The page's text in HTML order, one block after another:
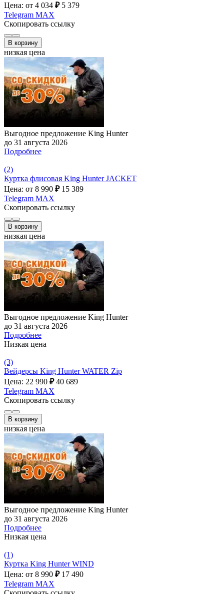
Цена: от 4 034 ₽ 5 379
Telegram MAX
Скопировать ссылку
В корзину
низкая цена
Выгодное предложение King Hunter
до 31 августа 2026
Подробнее
(2)
Куртка флисовая King Hunter JACKET
Цена: от 8 990 ₽ 15 389
Telegram MAX
Скопировать ссылку
В корзину
низкая цена
Выгодное предложение King Hunter
до 31 августа 2026
Подробнее
Низкая цена
(3)
Вейдерсы King Hunter WATER Zip
Цена: 22 990 ₽ 40 689
Telegram MAX
Скопировать ссылку
В корзину
низкая цена
Выгодное предложение King Hunter
до 31 августа 2026
Подробнее
Низкая цена
(1)
Куртка King Hunter WIND
Цена: от 8 990 ₽ 17 490
Telegram MAX